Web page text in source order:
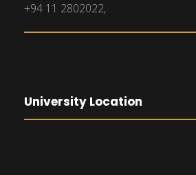
+94 11 2802022,
University Location